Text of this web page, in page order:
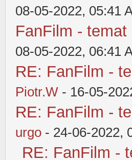
08-05-2022, 05:41
FanFilm - temat
08-05-2022, 06:41
RE: FanFilm -
Piotr.W - 16-05-
RE: FanFilm -
urgo - 24-06-2022,
RE: FanFilm -